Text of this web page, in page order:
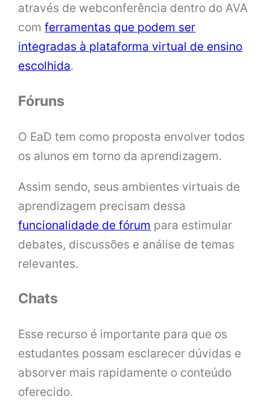
através de webconferência dentro do AVA
comferramentas que podem ser
integradas à plataforma virtual de ensino
escolhida.
Fóruns
O EaD tem como proposta envolver todos
os alunos em torno da aprendizagem.
Assim sendo, seus ambientes virtuais de
aprendizagem precisam dessa
funcionalidade de fórum para estimular
debates, discussões e análise de temas
relevantes.
Chats
Esse recurso é importante para que os
estudantes possam esclarecer dúvidas e
absorver mais rapidamente o conteúdo
oferecido.